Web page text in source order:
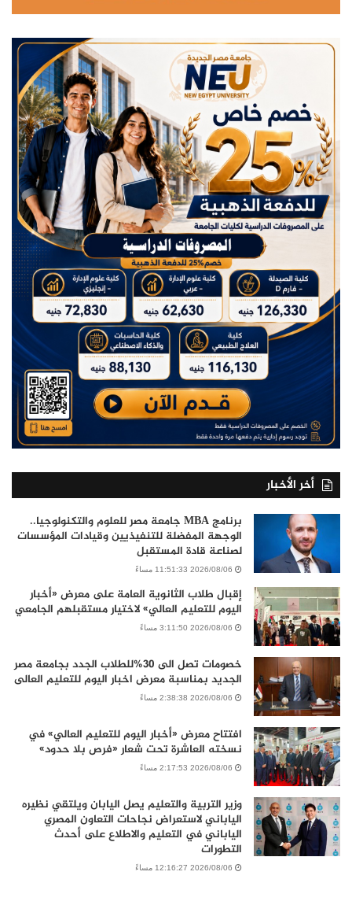
أخر الأخبار
برنامج MBA جامعة مصر للعلوم والتكنولوجيا..
الوجهة المفضلة للتنفيذيين وقيادات المؤسسات
لصناعة قادة المستقبل
2026/08/06 11:51:33 مساءً
إقبال طلاب الثانوية العامة على معرض «أخبار
اليوم للتعليم العالي» لاختيار مستقبلهم الجامعي
2026/08/06 3:11:50 مساءً
خصومات تصل الى 30%للطلاب الجدد بجامعة مصر
الجديد بمناسبة معرض اخبار اليوم للتعليم العالى
2026/08/06 2:38:38 مساءً
افتتاح معرض «أخبار اليوم للتعليم العالي» في
نسخته العاشرة تحت شعار «فرص بلا حدود»
2026/08/06 2:17:53 مساءً
وزير التربية والتعليم يصل اليابان ويلتقي نظيره
الياباني لاستعراض نجاحات التعاون المصري
الياباني في التعليم والاطلاع على أحدث
التطورات
2026/08/06 12:16:27 مساءً